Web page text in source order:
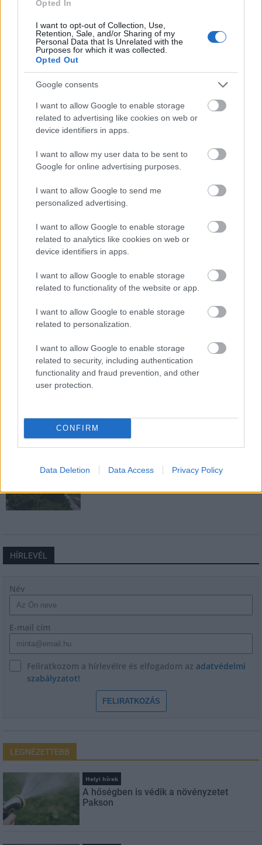
Opted In
I want to opt-out of Collection, Use,
Retention, Sale, and/or Sharing of my
Personal Data that Is Unrelated with the
Purposes for which it was collected.
Opted Out
Google consents
I want to allow Google to enable storage
related to advertising like cookies on web or
device identifiers in apps.
I want to allow my user data to be sent to
Google for online advertising purposes.
I want to allow Google to send me
personalized advertising.
I want to allow Google to enable storage
related to analytics like cookies on web or
device identifiers in apps.
I want to allow Google to enable storage
related to functionality of the website or app.
I want to allow Google to enable storage
related to personalization.
I want to allow Google to enable storage
related to security, including authentication
functionality and fraud prevention, and other
user protection.
CONFIRM
Data Deletion Data Access Privacy Policy
Látványos építési szakasz indult be a Flórián téri
felüljárón
A tartós nyári hőség jelentős kihívás elé állítja a KM Építőt,
ennek ellenére folyamatosan halad az aszfaltozás.
Paks II.: Mit jelent az 5. blokk új
mérföldköve a felülvizsgálat
árnyékában?
közelében lévő logisztikai bázis út- és
közműhálózatának fejlesztése
múlt Bicske vízellátása
Mohács a csata ötszázadik
HÍRLEVÉL
Név
E-mail cím
Feliratkozom a hírlevélre és elfogadom az adatvédelmi
szabályzatot!
FELIRATKOZÁS
LEGNÉZETTEBB
Helyi hírek
A hőségben is védik a növényzetet
Pakson